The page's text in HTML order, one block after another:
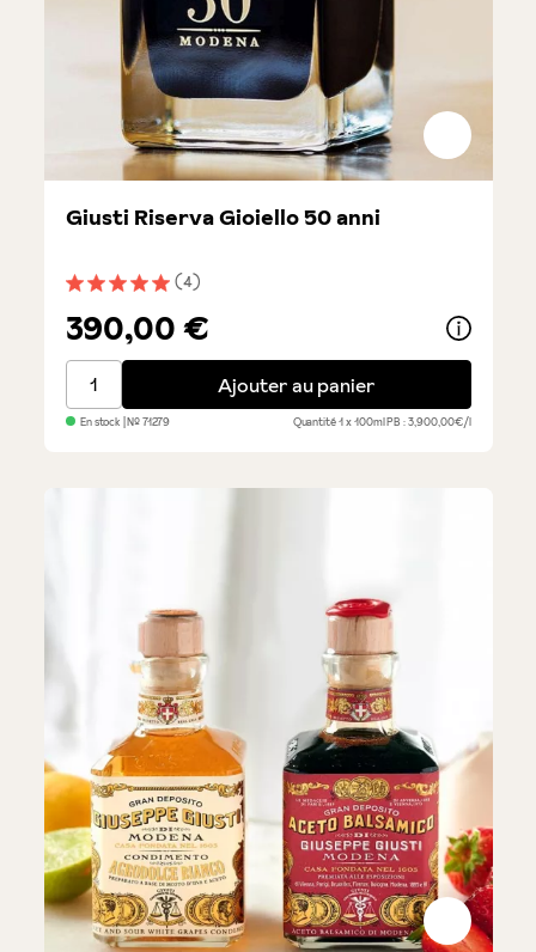
Note moyenne de 5 sur 5 étoiles
(4)
Giusti Riserva Gioiello 50 anni
390,00 €
Giusti Riserva Gioiello 50 anni
Ajouter au panier
En stock | №71279 Quantité1 x 100mlPB : 3,900,00€/l